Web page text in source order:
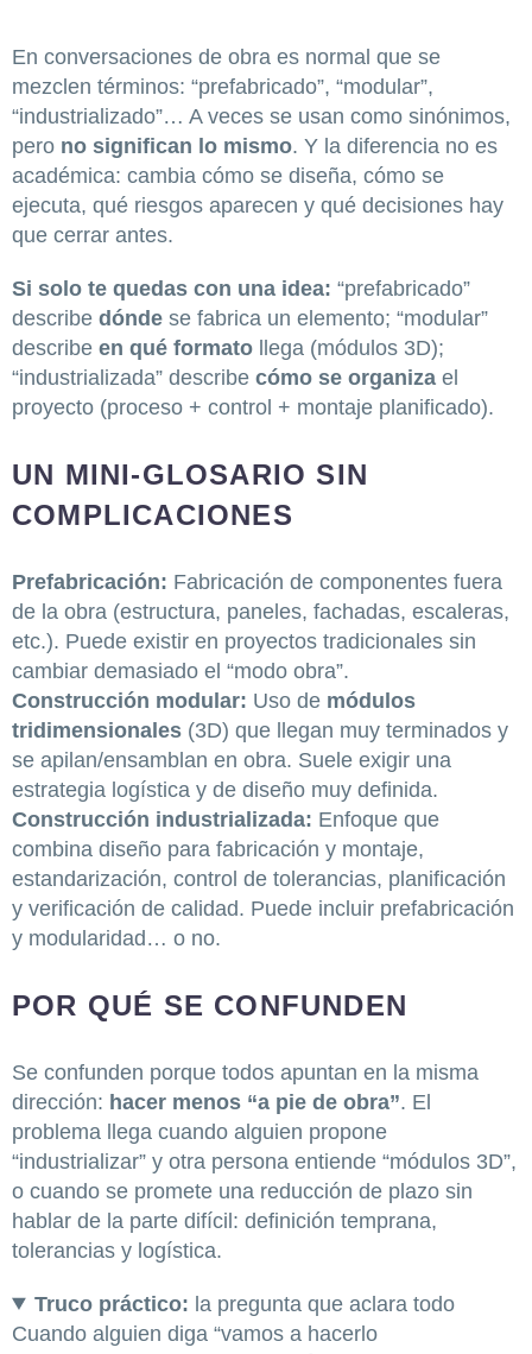
En conversaciones de obra es normal que se
mezclen términos: “prefabricado”, “modular”,
“industrializado”… A veces se usan como sinónimos,
pero no significan lo mismo. Y la diferencia no es
académica: cambia cómo se diseña, cómo se
ejecuta, qué riesgos aparecen y qué decisiones hay
que cerrar antes.
Si solo te quedas con una idea: “prefabricado”
describe dónde se fabrica un elemento; “modular”
describe en qué formato llega (módulos 3D);
“industrializada” describe cómo se organiza el
proyecto (proceso + control + montaje planificado).
UN MINI-GLOSARIO SIN
COMPLICACIONES
Prefabricación: Fabricación de componentes fuera
de la obra (estructura, paneles, fachadas, escaleras,
etc.). Puede existir en proyectos tradicionales sin
cambiar demasiado el “modo obra”.
Construcción modular: Uso de módulos
tridimensionales (3D) que llegan muy terminados y
se apilan/ensamblan en obra. Suele exigir una
estrategia logística y de diseño muy definida.
Construcción industrializada: Enfoque que
combina diseño para fabricación y montaje,
estandarización, control de tolerancias, planificación
y verificación de calidad. Puede incluir prefabricación
y modularidad… o no.
POR QUÉ SE CONFUNDEN
Se confunden porque todos apuntan en la misma
dirección: hacer menos “a pie de obra”. El
problema llega cuando alguien propone
“industrializar” y otra persona entiende “módulos 3D”,
o cuando se promete una reducción de plazo sin
hablar de la parte difícil: definición temprana,
tolerancias y logística.
Truco práctico: la pregunta que aclara todo
Cuando alguien diga “vamos a hacerlo